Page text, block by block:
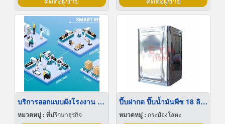
บริการออกแบบผังโรงงาน Lay out
หมวดหมู่ : ที่ปรึกษาธุรกิจ
ปี๊บฝากด ปี๊บน้ำมันพืช 18 ลิตร
หมวดหมู่ : กระป๋องโลหะ